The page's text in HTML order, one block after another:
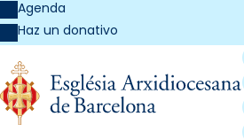
Agenda
Haz un donativo